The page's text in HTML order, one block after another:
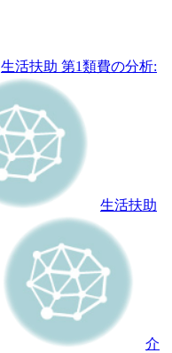
生活扶助 第1類費の分析:
生活扶助
介